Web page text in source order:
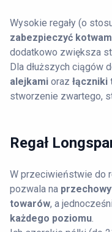
Wysokie regały (o
zabezpieczyć
dodatkowo zwiększa
Dla dłuższych ciągów
alejkami oraz łączniki
stworzenie zwartego,
Regał
W przeciwieństwie do
pozwala na
towarów, a
każdego poziomu.